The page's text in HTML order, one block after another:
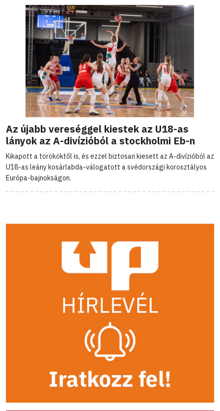
Az újabb vereséggel kiestek az U18-as
lányok az A-divízióból a stockholmi Eb-n
Kikapott a törököktől is, és ezzel biztosan kiesett az A-divízióból az
U18-as leány kosárlabda-válogatott a svédországi korosztályos
Európa-bajnokságon.